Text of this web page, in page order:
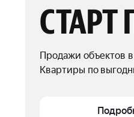
Продажи объектов в
Квартиры по